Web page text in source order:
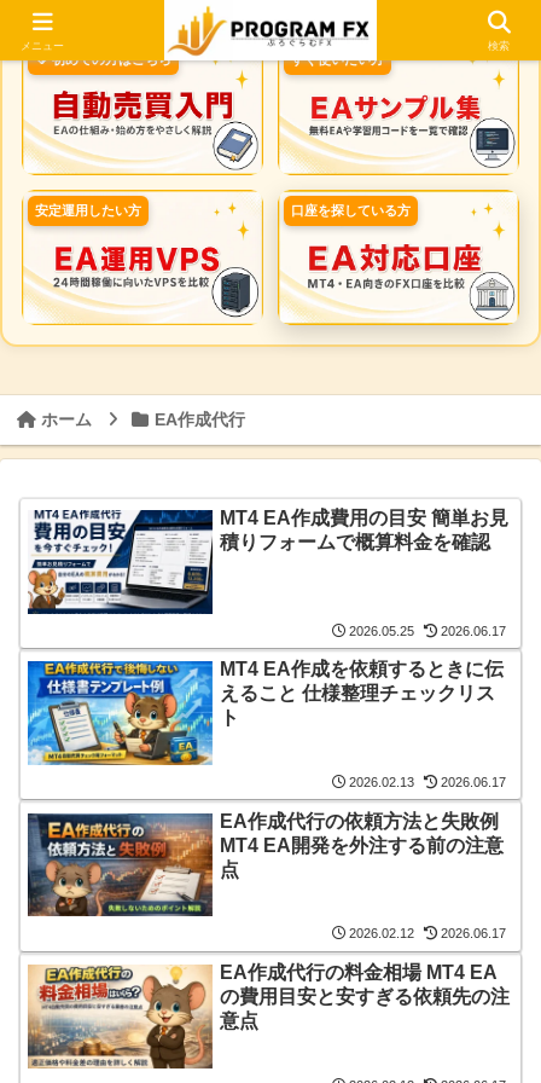
🔰 初めての方はこちら すぐ使いたい方
安定運用したい方 口座を探している方
ホーム EA作成代行
MT4 EA作成費用の目安 簡単お見
積りフォームで概算料金を確認
2026.05.25 2026.06.17
MT4 EA作成を依頼するときに伝
えること 仕様整理チェックリス
ト
2026.02.13 2026.06.17
EA作成代行の依頼方法と失敗例
MT4 EA開発を外注する前の注意
点
2026.02.12 2026.06.17
EA作成代行の料金相場 MT4 EA
の費用目安と安すぎる依頼先の注
意点
メニュー 検索